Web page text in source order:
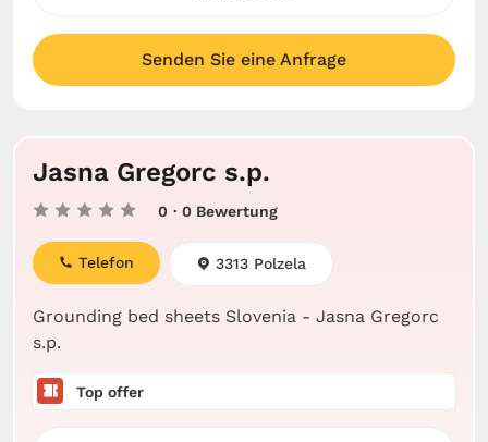
Senden Sie eine Anfrage
Jasna Gregorc s.p.
0 · 0 Bewertung
Grounding bed sheets Slovenia - Jasna Gregorc
s.p.
Telefon 3313 Polzela
Top offer